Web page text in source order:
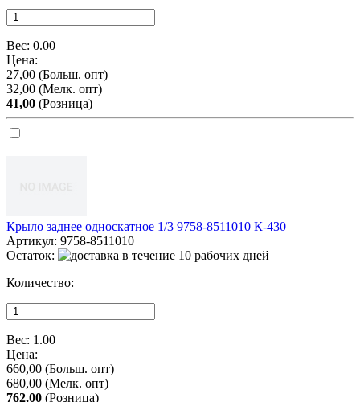
Вес: 0.00
Цена:
27,00 (Больш. опт)
32,00 (Мелк. опт)
41,00 (Розница)
Крыло заднее односкатное 1/3 9758-8511010 К-430
Артикул: 9758-8511010
Остаток:
Количество:
Вес: 1.00
Цена:
660,00 (Больш. опт)
680,00 (Мелк. опт)
762,00 (Розница)